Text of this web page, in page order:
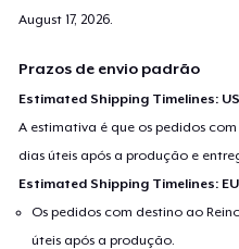
August 17, 2026
Prazos de envio padrão
Estimated Shipping Timelines:
A estimativa é que os pedidos
dias úteis após a produção e
Estimated Shipping Timelines:
Os pedidos com destino ao
úteis após a produção.